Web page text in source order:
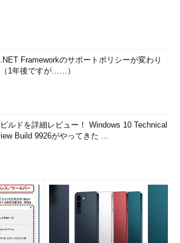
.NET Frameworkのサポートポリシーが変わり
1年後ですが……）
ルドを詳細レビュー！ Windows 10 Technical
Build 9926がやってきた ...